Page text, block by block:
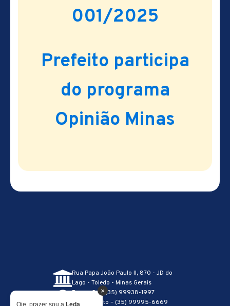
001/2025
Prefeito participa
do programa
Opinião Minas
Rua Papa João Paulo II, 870 - JD do
Lago - Toledo - Minas Gerais
Recepção – (35) 99938-1997
Atendimento – (35) 99995-6669
×